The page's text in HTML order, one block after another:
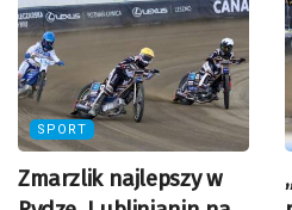
SPORT
Zmarzlik najlepszy w